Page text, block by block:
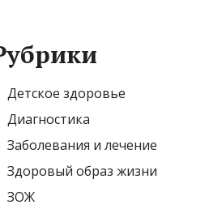
Детское здоровье
Диагностика
Заболевания и лечение
Здоровый образ жизни
ЗОЖ